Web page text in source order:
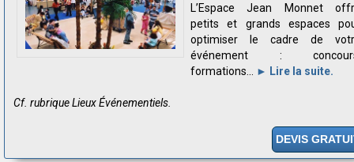
L’Espace Jean Monnet
petits et grands espaces
optimiser le cadre de
événement :
formations... ► Lire la suite.
Cf. rubrique Lieux Événementiels.
DEVIS